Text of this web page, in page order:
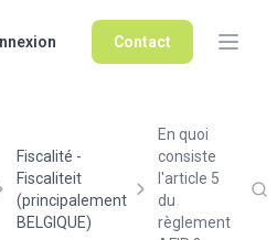
Contact
Fiscalité -
Fiscaliteit
(principalement
BELGIQUE)
En quoi
consiste
l'article 5
du
règlement